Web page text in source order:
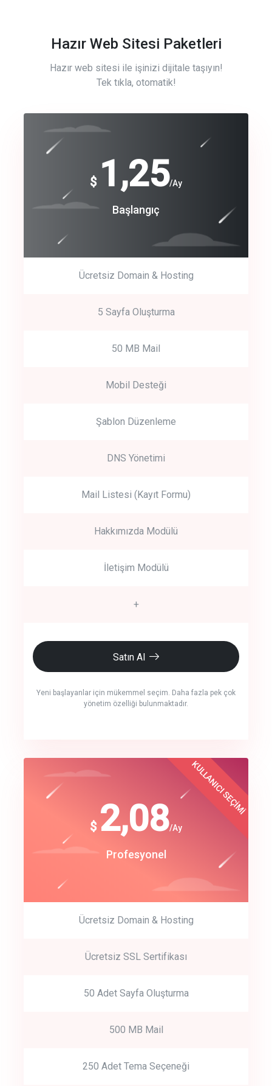
Hazır Web Sitesi Paketleri
Hazır web sitesi ile işinizi dijitale taşıyın!
Tek tıkla, otomatik!
$ 1,25/Ay
Başlangıç
Ücretsiz Domain & Hosting
5 Sayfa Oluşturma
50 MB Mail
Mobil Desteği
Şablon Düzenleme
DNS Yönetimi
Mail Listesi (Kayıt Formu)
Hakkımızda Modülü
İletişim Modülü
+
Satın Al
Yeni başlayanlar için mükemmel seçim. Daha fazla pek çok
yönetim özelliği bulunmaktadır.
Free
Basic
crm auto cync
track energy costs
Get Started
Start by trying our service for 30 days free trial no credit card
$ 2,08/Ay
Profesyonel
KULLANICI SEÇİMİ
Ücretsiz Domain & Hosting
Ücretsiz SSL Sertifikası
50 Adet Sayfa Oluşturma
500 MB Mail
250 Adet Tema Seçeneği
$
180
Start Up
Best Choice